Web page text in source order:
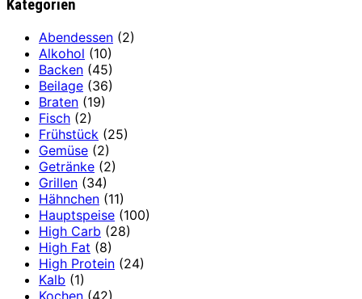
Kategorien
Abendessen (2)
Alkohol (10)
Backen (45)
Beilage (36)
Braten (19)
Fisch (2)
Frühstück (25)
Gemüse (2)
Getränke (2)
Grillen (34)
Hähnchen (11)
Hauptspeise (100)
High Carb (28)
High Fat (8)
High Protein (24)
Kalb (1)
Kochen (42)